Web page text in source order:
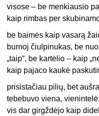
visose – be menkiausio
kaip rimbas per
be baimės kaip vasarą
burnoj čiulpinukas, be
„taip“, be kartėlio – kaip
kaip pajaco kaukė
prisistačiau pilių, bet
tebebuvo viena,
vis dar girgždėjo kaip